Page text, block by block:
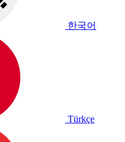
한국어
Türkçe